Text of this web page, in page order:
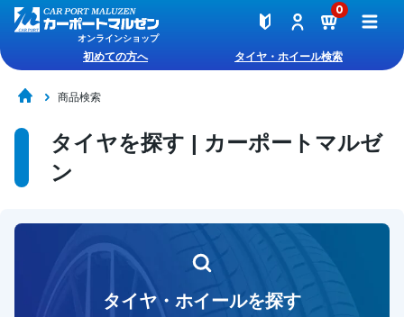
オンラインショップ
0
初めての方へ タイヤ・ホイール検索
商品検索
タイヤを探す | カーポートマルゼ
ン
タイヤ・ホイールを探す